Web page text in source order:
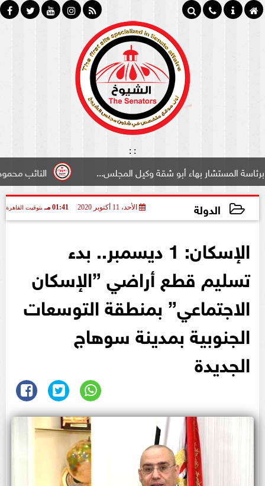
:
:
النائب محمود سامي
بهاء أبو شقة وكيل المجلس...
الدولة الأحد، 11 أكتوبر 2020 01:41 مـ بتوقيت القاهرة
الإسكان: 1 ديسمبر.. بدء
تسليم قطع أراضي ”الإسكان
الاجتماعي” بمنطقة التوسعات
الجنوبية بمدينة سوهاج
الجديدة